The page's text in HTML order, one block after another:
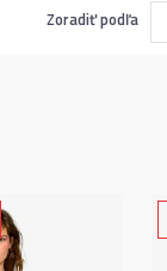
Zoradiť podľa